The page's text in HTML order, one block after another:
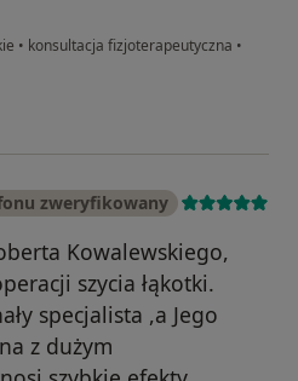
• konsultacja fizjoterapeutyczna •
zweryfikowany
Kowalewskiego,
szycia łąkotki.
specjalista ,a Jego
z dużym